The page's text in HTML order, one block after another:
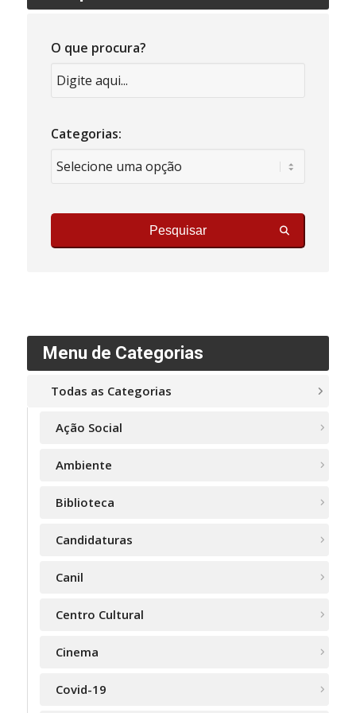
O que procura?
Categorias:
Pesquisar
Menu de Categorias
Todas as Categorias
Ação Social
Ambiente
Biblioteca
Candidaturas
Canil
Centro Cultural
Cinema
Covid-19